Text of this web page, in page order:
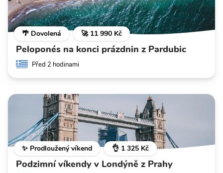
🌴 Dovolená 🚀 11 990 Kč
Peloponés na konci prázdnin z Pardubic
Před 2 hodinami
✨ Prodloužený víkend 👌 1 325 Kč
Podzimní víkendy v Londýně z Prahy